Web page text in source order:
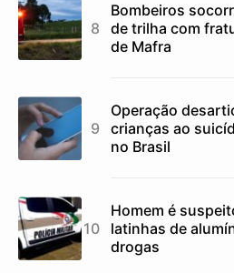
Bombeiros
de trilha com
de Mafra
Operação
crianças ao
no Brasil
Homem é
latinhas de
drogas